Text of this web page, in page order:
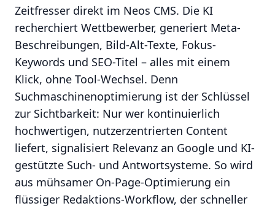
Zeitfresser direkt im Neos CMS. Die KI
recherchiert Wettbewerber, generiert Meta-
Beschreibungen, Bild-Alt-Texte, Fokus-
Keywords und SEO-Titel – alles mit einem
Klick, ohne Tool-Wechsel. Denn
Suchmaschinenoptimierung ist der Schlüssel
zur Sichtbarkeit: Nur wer kontinuierlich
hochwertigen, nutzerzentrierten Content
liefert, signalisiert Relevanz an Google und KI-
gestützte Such- und Antwortsysteme. So wird
aus mühsamer On-Page-Optimierung ein
flüssiger Redaktions-Workflow, der schneller